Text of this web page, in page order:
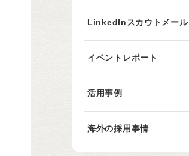
LinkedInスカウトメール
イベントレポート
活用事例
海外の採用事情